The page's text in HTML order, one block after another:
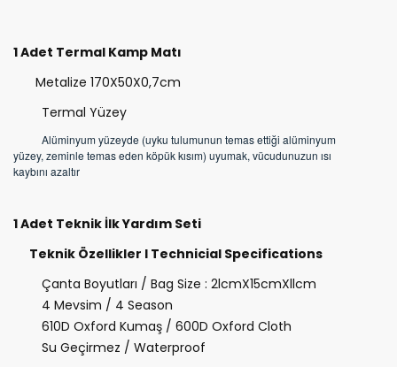
1 Adet Termal Kamp Matı
Metalize 170X50X0,7cm
Termal Yüzey
Alüminyum yüzeyde (uyku tulumunun temas ettiği alüminyum
yüzey, zeminle temas eden köpük kısım) uyumak, vücudunuzun ısı
kaybını azaltır
1 Adet Teknik İlk Yardım Seti
Teknik Özellikler I Technicial Specifications
Çanta Boyutları / Bag Size : 2lcmX15cmXllcm
4 Mevsim / 4 Season
610D Oxford Kumaş / 600D Oxford Cloth
Su Geçirmez / Waterproof